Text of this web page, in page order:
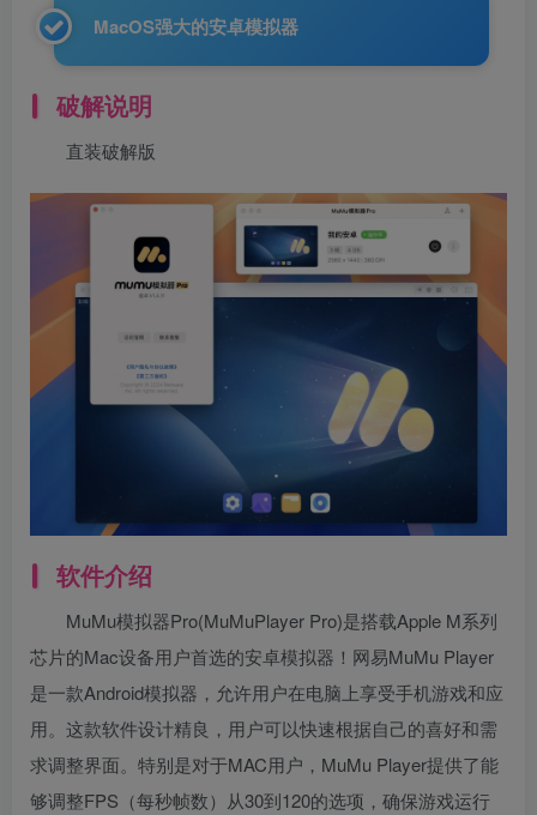
MacOS强大的安卓模拟器
破解说明
直装破解版
软件介绍
MuMu模拟器Pro(MuMuPlayer Pro)是搭载Apple M系列
芯片的Mac设备用户首选的安卓模拟器！网易MuMu Player
是一款Android模拟器，允许用户在电脑上享受手机游戏和应
用。这款软件设计精良，用户可以快速根据自己的喜好和需
求调整界面。特别是对于MAC用户，MuMu Player提供了能
够调整FPS（每秒帧数）从30到120的选项，确保游戏运行